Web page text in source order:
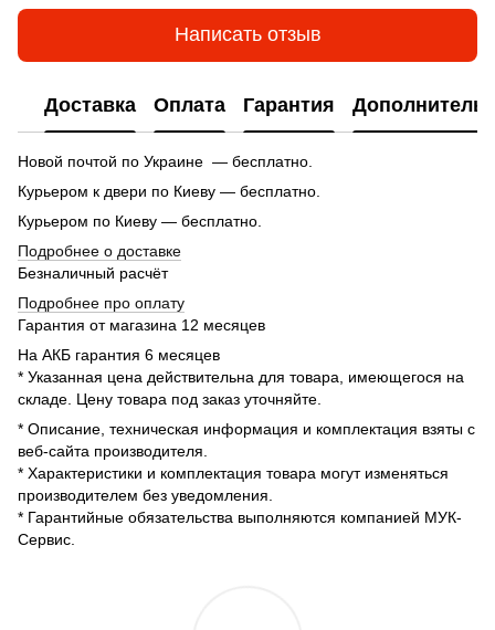
Написать отзыв
Доставка Оплата Гарантия
Новой почтой по Украине — бесплатно.
Курьером к двери по Киеву — бесплатно.
Курьером по Киеву — бесплатно.
Подробнее о доставке
Безналичный расчёт
Подробнее про оплату
Гарантия от магазина 12 месяцев
На АКБ гарантия 6 месяцев
* Указанная цена действительна для товара, имеющегося на
складе. Цену товара под заказ уточняйте.
* Описание, техническая информация и комплектация взяты с
веб-сайта производителя.
* Характеристики и комплектация товара могут изменяться
производителем без уведомления.
* Гарантийные обязательства выполняются компанией МУК-
Сервис.